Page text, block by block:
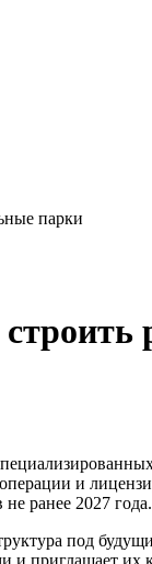
парки
и
не ранее 2027 года.
под
и приглашает